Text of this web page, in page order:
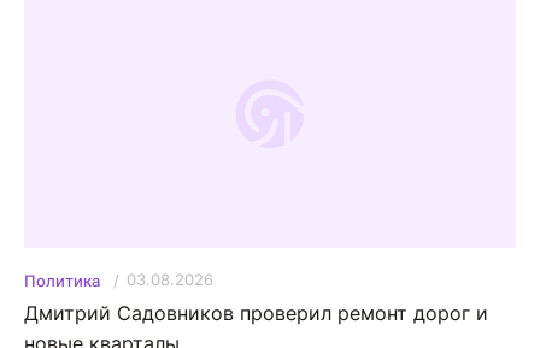
Политика 03.08.2026
Дмитрий Садовников проверил ремонт дорог и